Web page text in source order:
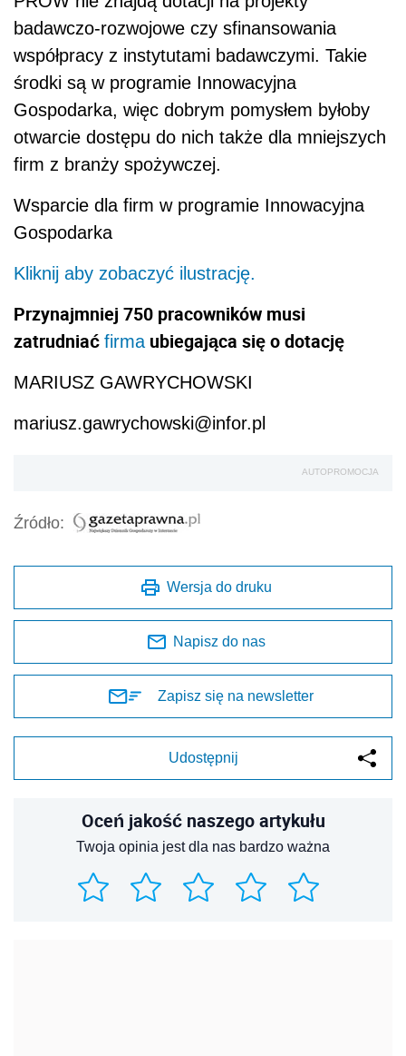
badawczo-rozwojowe czy sfinansowania
współpracy z instytutami badawczymi. Takie
środki są w programie Innowacyjna
Gospodarka, więc dobrym pomysłem byłoby
otwarcie dostępu do nich także dla mniejszych
firm z branży spożywczej.
Wsparcie dla firm w programie Innowacyjna
Gospodarka
Kliknij aby zobaczyć ilustrację.
Przynajmniej 750 pracowników musi
zatrudniać firmaubiegająca się o dotację
MARIUSZ GAWRYCHOWSKI
mariusz.gawrychowski@infor.pl
AUTOPROMOCJA
Źródło:
Wersja do druku
Napisz do nas
Zapisz się na newsletter
Udostępnij
Oceń jakość naszego artykułu
Twoja opinia jest dla nas bardzo ważna